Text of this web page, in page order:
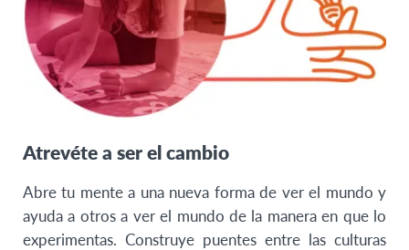
Atrevéte a ser el cambio
Abre tu mente a una nueva forma de ver el mundo y
ayuda a otros a ver el mundo de la manera en que lo
experimentas. Construye puentes entre las culturas